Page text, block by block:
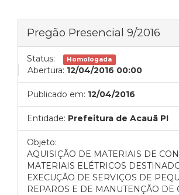
Pregão Presencial 9/2016
Status: Homologada
Abertura: 12/04/2016 00:00
Publicado em: 12/04/2016
Entidade: Prefeitura de Acauã PI
Objeto:
AQUISIÇÃO DE MATERIAIS DE
MATERIAIS ELÉTRICOS
EXECUÇÃO DE SERVIÇOS DE
REPAROS E DE MANUTENÇÃO DE